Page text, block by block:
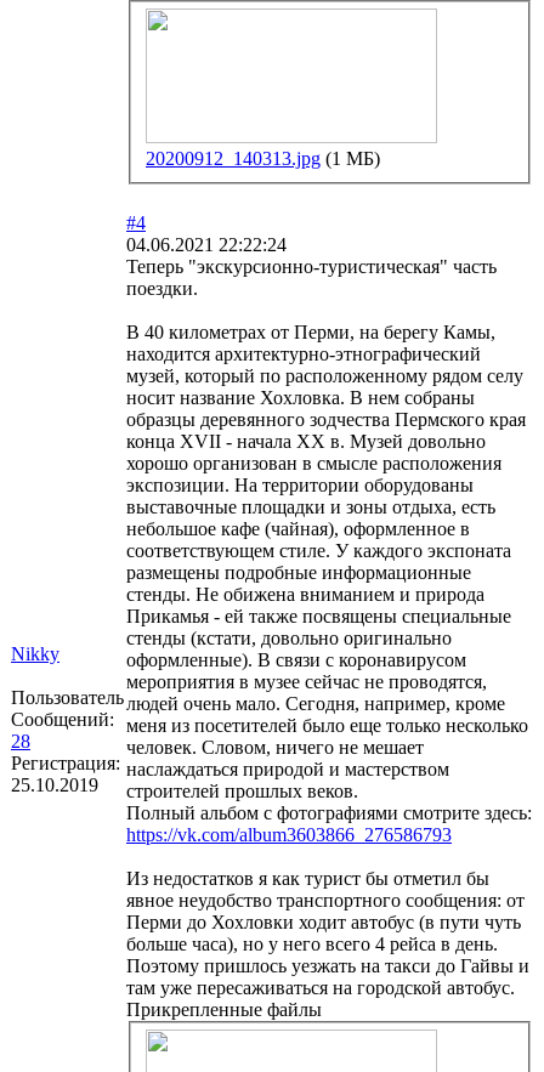
20200912_140313.jpg (1 МБ)
Nikky
Пользователь
Сообщений:
28
Регистрация:
25.10.2019
#4
04.06.2021 22:22:24
Теперь "экскурсионно-туристическая" часть
поездки.
В 40 километрах от Перми, на берегу Камы,
находится архитектурно-этнографический
музей, который по расположенному рядом селу
носит название Хохловка. В нем собраны
образцы деревянного зодчества Пермского края
конца XVII - начала ХХ в. Музей довольно
хорошо организован в смысле расположения
экспозиции. На территории оборудованы
выставочные площадки и зоны отдыха, есть
небольшое кафе (чайная), оформленное в
соответствующем стиле. У каждого экспоната
размещены подробные информационные
стенды. Не обижена вниманием и природа
Прикамья - ей также посвящены специальные
стенды (кстати, довольно оригинально
оформленные). В связи с коронавирусом
мероприятия в музее сейчас не проводятся,
людей очень мало. Сегодня, например, кроме
меня из посетителей было еще только несколько
человек. Словом, ничего не мешает
наслаждаться природой и мастерством
строителей прошлых веков.
Полный альбом с фотографиями смотрите здесь:
https://vk.com/album3603866_276586793
Из недостатков я как турист бы отметил бы
явное неудобство транспортного сообщения: от
Перми до Хохловки ходит автобус (в пути чуть
больше часа), но у него всего 4 рейса в день.
Поэтому пришлось уезжать на такси до Гайвы и
там уже пересаживаться на городской автобус.
Прикрепленные файлы